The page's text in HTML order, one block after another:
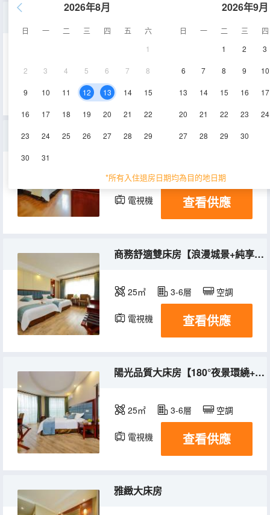
2026年8月
日 一 二 三 四 五
六
1
2 3 4 5 6 7 8
9 10 11 12 13 14 15
16 17 18 19 20 21 22
23 24 25 26 27 28 29
30 31
2026年9月
日 一 二 三
四
1
2 3
6 7 8 9 10
13 14 15 16 17
20 21 22 23 24
27 28 29 30
*所有入住退房日期均為目的地日期
空調
25㎡ 3-6層 空調
電視機 查看供應
商務舒適雙床房【浪漫城景+純享好眠】
25㎡ 3-6層 空調
電視機 查看供應
陽光品質大床房【180°夜景環繞+超大空間】
25㎡ 3-6層 空調
電視機 查看供應
雅緻大床房